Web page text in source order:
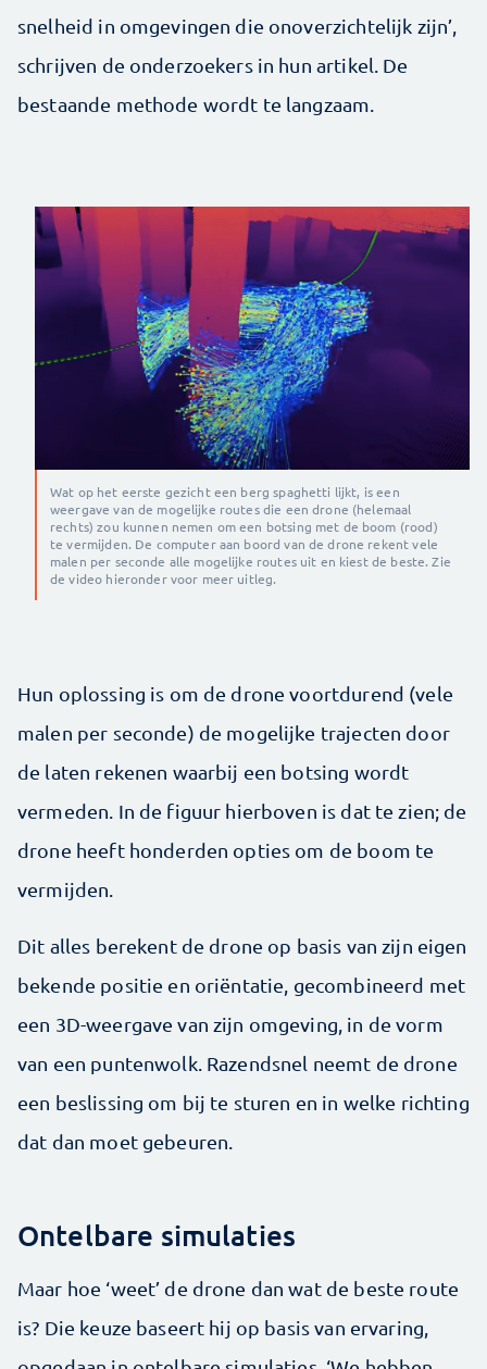
snelheid in omgevingen die onoverzichtelijk zijn’,
schrijven de onderzoekers in hun artikel. De
bestaande methode wordt te langzaam.
Wat op het eerste gezicht een berg spaghetti lijkt, is een
weergave van de mogelijke routes die een drone (helemaal
rechts) zou kunnen nemen om een botsing met de boom (rood)
te vermijden. De computer aan boord van de drone rekent vele
malen per seconde alle mogelijke routes uit en kiest de beste. Zie
de video hieronder voor meer uitleg.
Hun oplossing is om de drone voortdurend (vele
malen per seconde) de mogelijke trajecten door
de laten rekenen waarbij een botsing wordt
vermeden. In de figuur hierboven is dat te zien; de
drone heeft honderden opties om de boom te
vermijden.
Dit alles berekent de drone op basis van zijn eigen
bekende positie en oriëntatie, gecombineerd met
een 3D-weergave van zijn omgeving, in de vorm
van een puntenwolk. Razendsnel neemt de drone
een beslissing om bij te sturen en in welke richting
dat dan moet gebeuren.
Ontelbare simulaties
Maar hoe ‘weet’ de drone dan wat de beste route
is? Die keuze baseert hij op basis van ervaring,